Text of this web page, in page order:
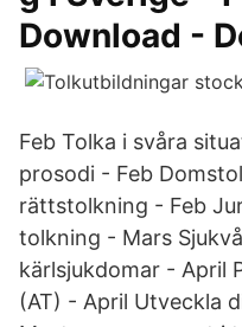
Download -
Feb Tolka i svåra
prosodi - Feb
rättstolkning - Feb
tolkning - Mars
kärlsjukdomar - April
(AT) - April Utveckla